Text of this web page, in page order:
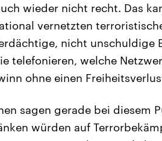
wieder nicht recht. Das
vernetzten
nicht unschuldige
telefonieren, welche
ohne einen
sagen gerade bei diesem
würden auf